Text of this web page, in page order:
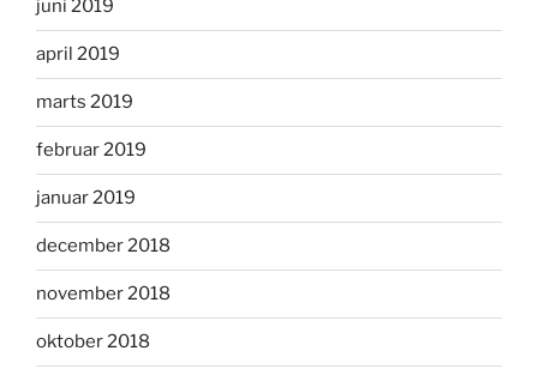
juni 2019
april 2019
marts 2019
februar 2019
januar 2019
december 2018
november 2018
oktober 2018